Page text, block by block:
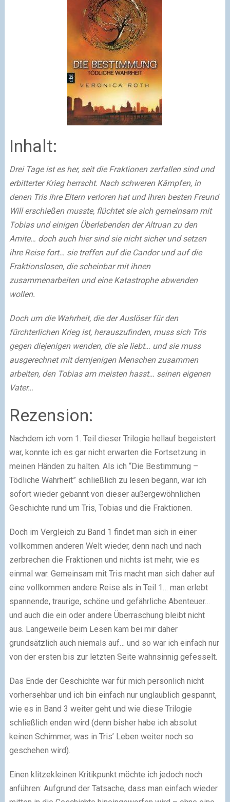
Inhalt:
Drei Tage ist es her, seit die Fraktionen zerfallen sind und
erbitterter Krieg herrscht. Nach schweren Kämpfen, in
denen Tris ihre Eltern verloren hat und ihren besten Freund
Will erschießen musste, flüchtet sie sich gemeinsam mit
Tobias und einigen Überlebenden der Altruan zu den
Amite… doch auch hier sind sie nicht sicher und setzen
ihre Reise fort… sie treffen auf die Candor und auf die
Fraktionslosen, die scheinbar mit ihnen
zusammenarbeiten und eine Katastrophe abwenden
wollen.
Doch um die Wahrheit, die der Auslöser für den
fürchterlichen Krieg ist, herauszufinden, muss sich Tris
gegen diejenigen wenden, die sie liebt… und sie muss
ausgerechnet mit demjenigen Menschen zusammen
arbeiten, den Tobias am meisten hasst… seinen eigenen
Vater…
Rezension:
Nachdem ich vom 1. Teil dieser Trilogie hellauf begeistert
war, konnte ich es gar nicht erwarten die Fortsetzung in
meinen Händen zu halten. Als ich “Die Bestimmung –
Tödliche Wahrheit” schließlich zu lesen begann, war ich
sofort wieder gebannt von dieser außergewöhnlichen
Geschichte rund um Tris, Tobias und die Fraktionen.
Doch im Vergleich zu Band 1 findet man sich in einer
vollkommen anderen Welt wieder, denn nach und nach
zerbrechen die Fraktionen und nichts ist mehr, wie es
einmal war. Gemeinsam mit Tris macht man sich daher auf
eine vollkommen andere Reise als in Teil 1… man erlebt
spannende, traurige, schöne und gefährliche Abenteuer…
und auch die ein oder andere Überraschung bleibt nicht
aus. Langeweile beim Lesen kam bei mir daher
grundsätzlich auch niemals auf… und so war ich einfach nur
von der ersten bis zur letzten Seite wahnsinnig gefesselt.
Das Ende der Geschichte war für mich persönlich nicht
vorhersehbar und ich bin einfach nur unglaublich gespannt,
wie es in Band 3 weiter geht und wie diese Trilogie
schließlich enden wird (denn bisher habe ich absolut
keinen Schimmer, was in Tris’ Leben weiter noch so
geschehen wird).
Einen klitzekleinen Kritikpunkt möchte ich jedoch noch
anführen: Aufgrund der Tatsache, dass man einfach wieder